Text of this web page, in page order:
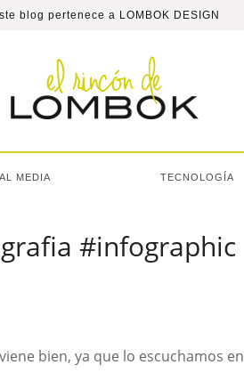
blog pertenece a LOMBOK DESIGN
MEDIA TECNOLOGÍA
#infographic
bien, ya que lo escuchamos en